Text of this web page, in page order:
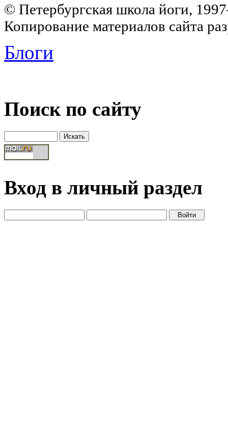
© Петербургская школа йоги,
Копирование материалов сайта
Блоги
Поиск по сайту
Вход в личный раздел